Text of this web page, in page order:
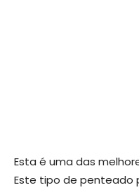
Esta é uma das
Este tipo de penteado